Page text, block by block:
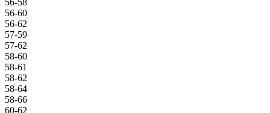
56-60
56-62
57-59
57-62
58-60
58-61
58-62
58-64
58-66
60-62